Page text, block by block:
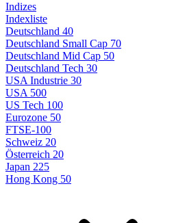
Indizes
Indexliste
Deutschland 40
Deutschland Small Cap 70
Deutschland Mid Cap 50
Deutschland Tech 30
USA Industrie 30
USA 500
US Tech 100
Eurozone 50
FTSE-100
Schweiz 20
Österreich 20
Japan 225
Hong Kong 50